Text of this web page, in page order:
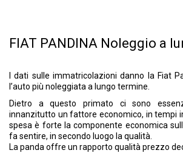
FIAT PANDINA Noleggio a
I dati sulle immatricolazioni danno la Fiat
l’auto più noleggiata a lungo termine.
Dietro a questo primato ci sono
innanzitutto un fattore economico, in tempi
spesa è forte la componente economica
fa sentire, in secondo luogo la qualità.
La panda offre un rapporto qualità prezzo